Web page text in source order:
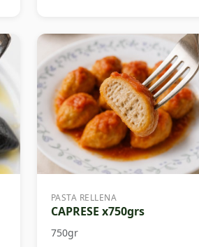
PASTA RELLENA
CAPRESE x750grs
750gr